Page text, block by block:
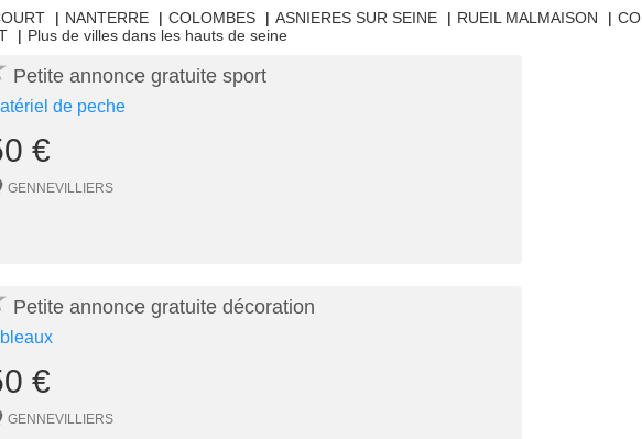
| NANTERRE | COLOMBES | ASNIERES SUR SEINE | RUEIL MALMAISON |
| Plus de villes dans les hauts de seine
Petite annonce gratuite sport
de peche
€
GENNEVILLIERS
Petite annonce gratuite décoration
€
GENNEVILLIERS